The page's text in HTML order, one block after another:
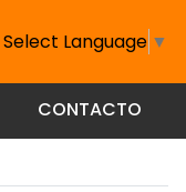
Select Language ▼
CONTACTO